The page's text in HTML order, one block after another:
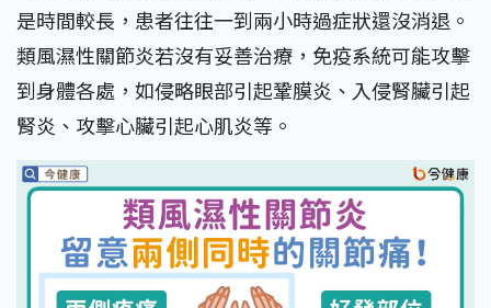
是時間較長，患者往往一到兩小時過症狀還沒消退。
類風濕性關節炎若沒有妥善治療，免疫系統可能攻擊
到身體各處，如侵略眼部引起鞏膜炎、入侵腎臟引起
腎炎、攻擊心臟引起心肌炎等。